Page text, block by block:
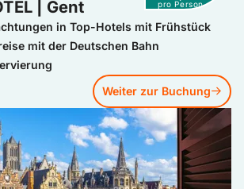
pro Person
| Gent
in Top-Hotels mit Frühstück
mit der Deutschen Bahn
Weiter zur Buchung
BAHN + HOTEL | Gent